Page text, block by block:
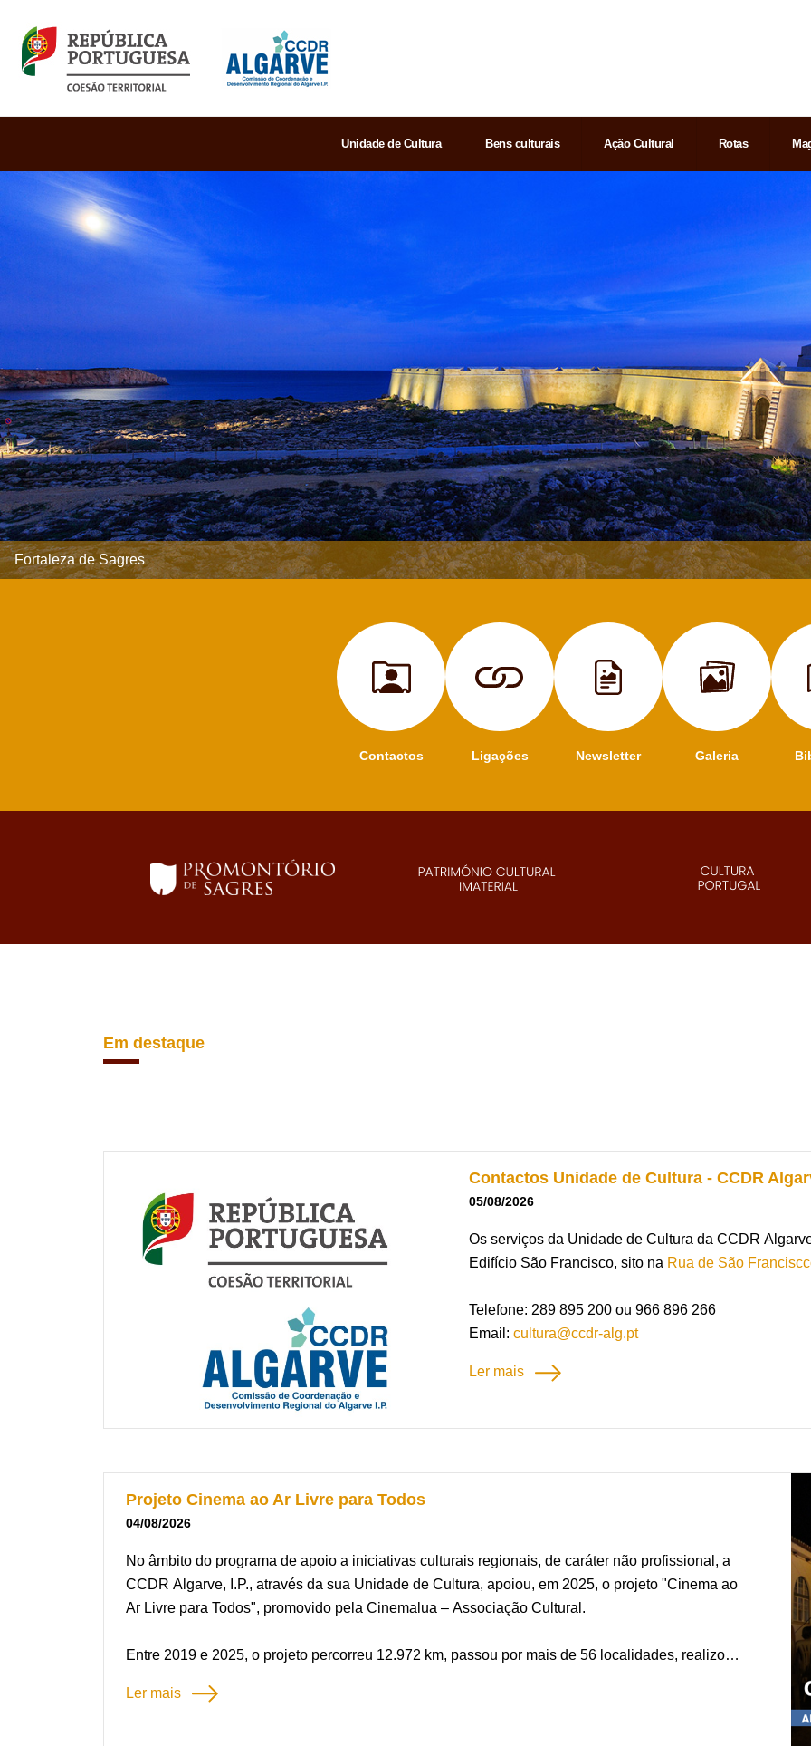
Unidade de Cultura Bens culturais Ação Cultural Rotas
Fortaleza de Sagres
Contactos Ligações Newsletter Galeria
Em destaque
Contactos Unidade de Cultura - CCDR
05/08/2026
Os serviços da Unidade de Cultura da CCDR
Edifício São Francisco, sito na Rua de São
Telefone: 289 895 200 ou 966 896 266
Email:cultura@ccdr-alg.pt
Ler mais
Projeto Cinema ao Ar Livre para Todos
04/08/2026
No âmbito do programa de apoio a iniciativas culturais regionais, de caráter não profissional, a
CCDR Algarve, I.P., através da sua Unidade de Cultura, apoiou, em 2025, o projeto "Cinema ao
Ar Livre para Todos", promovido pela Cinemalua – Associação Cultural.
Entre 2019 e 2025, o projeto percorreu 12.972 km, passou por mais de 56 localidades, realizou
exibição cinematográfica no Algarve.
Ler mais